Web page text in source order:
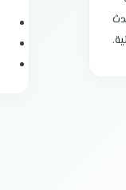
مزودة بأرجل
تحكم يدوي فى
قفل أمان ضد